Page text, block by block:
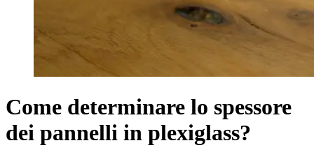
Come determinare lo spessore
dei pannelli in plexiglass?